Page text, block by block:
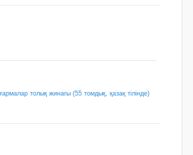
толық жинагы (55 томдық, қазақ тілінде)